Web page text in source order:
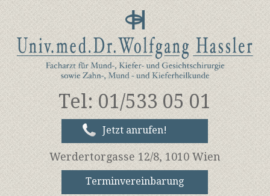
Tel: 01/533 05 01
Jetzt anrufen!
Werdertorgasse 12/8, 1010 Wien
Terminvereinbarung